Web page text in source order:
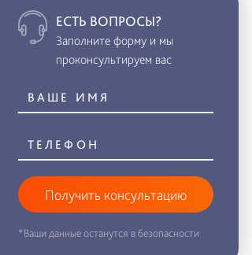
ЕСТЬ ВОПРОСЫ?
Заполните форму и мы
проконсультируем вас
Получить консультацию
*Ваши данные останутся в безопасности